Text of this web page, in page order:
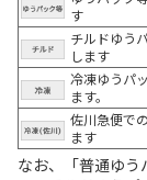
す
チルドゆう
します
冷凍ゆうパ
ます。
佐川急便で
ます
なお、「普通ゆ